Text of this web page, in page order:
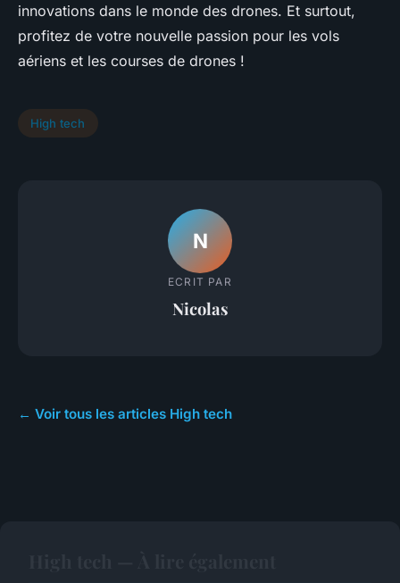
innovations dans le monde des drones. Et surtout,
profitez de votre nouvelle passion pour les vols
aériens et les courses de drones !
High tech
N
ECRIT PAR
Nicolas
← Voir tous les articles High tech